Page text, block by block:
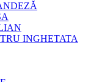
INGHETATA